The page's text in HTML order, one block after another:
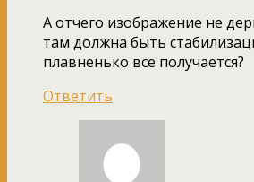
А отчего изображение не
там должна быть
плавненько все получается?
Ответить